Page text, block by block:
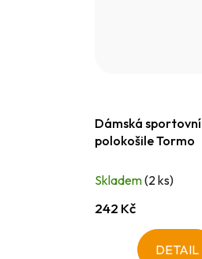
Dámská sportovní
polokošile Tormo
Skladem(2 ks)
242 Kč
DETAIL